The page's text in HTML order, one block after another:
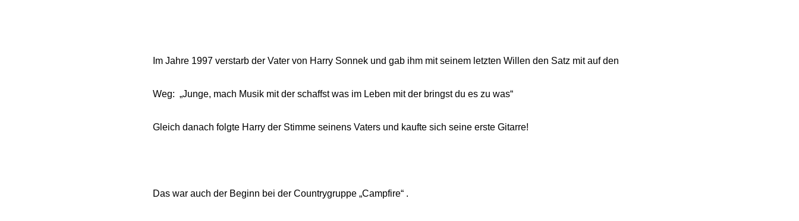
Im Jahre 1997 verstarb der Vater von Harry Sonnek und gab ihm mit seinem letzten Willen den Satz mit auf den
Weg: „Junge, mach Musik mit der schaffst was im Leben mit der bringst du es zu was“
Gleich danach folgte Harry der Stimme seinens Vaters und kaufte sich seine erste Gitarre!
Das war auch der Beginn bei der Countrygruppe „Campfire“ .